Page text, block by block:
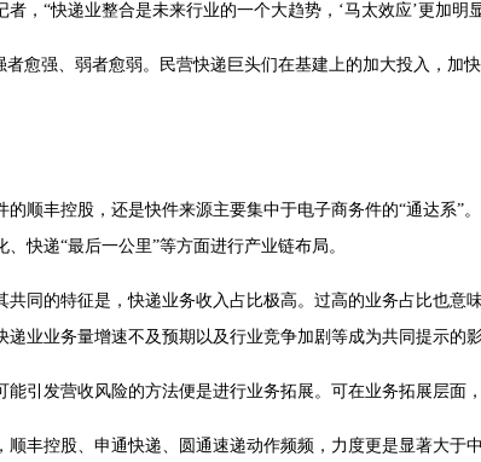
，“快递业整合是未来行业的一个大趋势，‘马太效应’更加明
者愈强、弱者愈弱。民营快递巨头们在基建上的加大投入，加
的顺丰控股，还是快件来源主要集中于电子商务件的“通达系”
快递“最后一公里”等方面进行产业链布局。
共同的特征是，快递业务收入占比极高。过高的业务占比也意
业业务量增速不及预期以及行业竞争加剧等成为共同提示的影
能引发营收风险的方法便是进行业务拓展。可在业务拓展层面
顺丰控股、申通快递、圆通速递动作频频，力度更是显著大于